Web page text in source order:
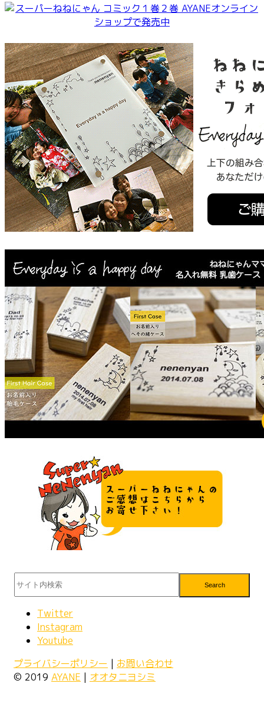
Search
Twitter
Instagram
Youtube
プライバシーポリシー | お問い合わせ
© 2019 AYANE | オオタニヨシミ